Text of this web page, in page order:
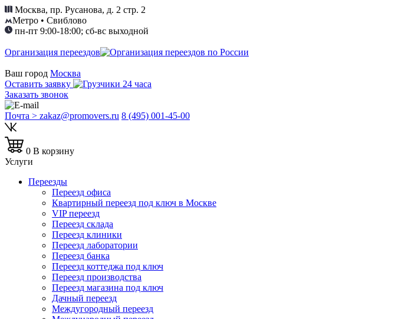
Москва, пр. Русанова, д. 2 стр. 2
Метро • Свиблово
пн-пт 9:00-18:00; сб-вс выходной
Организация переездов
Ваш город Москва
Оставить заявку
Заказать звонок
Почта > zakaz@promovers.ru 8 (495) 001-45-00
0 В корзину
Услуги
Переезды
Переезд офиса
Квартирный переезд под ключ в Москве
VIP переезд
Переезд склада
Переезд клиники
Переезд лаборатории
Переезд банка
Переезд коттеджа под ключ
Переезд производства
Переезд магазина под ключ
Дачный переезд
Междугородный переезд